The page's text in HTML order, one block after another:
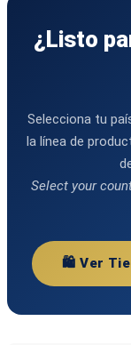
¿Listo
Selecciona tu
la línea de
Select your
🛍️ Ver